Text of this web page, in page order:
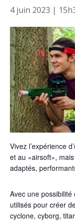
4 juin 2023 |
Vivez l’expérience
et au «airsoft»,
adaptés,
Avec une
utilisés pour créer
cyclone, cyborg,